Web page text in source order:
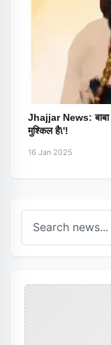
Jhajjar News: बाबा
मुश्किल है\'!
16 Jan 2025